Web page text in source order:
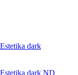
dark
dark ND_